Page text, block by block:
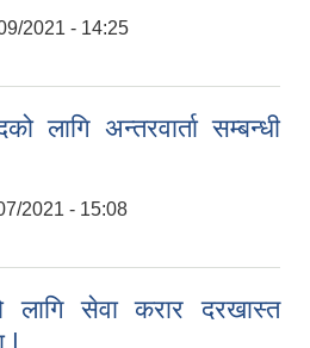
2021 - 14:25
लागि अन्तरवार्ता सम्बन्धी
2021 - 15:08
सेवा करार दरखास्त